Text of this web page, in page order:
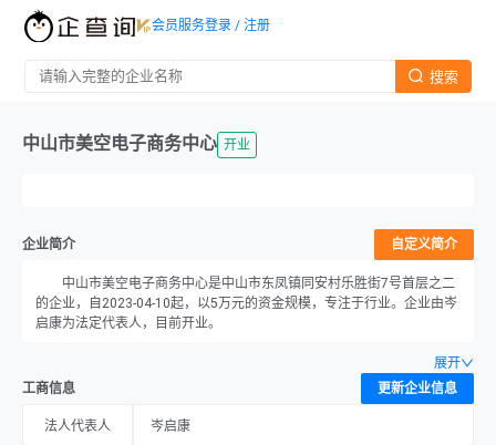
搜索
会员服务登录 / 注册
中山市美空电子商务中心 开业
企业简介 自定义简介
中山市美空电子商务中心是中山市东凤镇同安村乐胜街7号首层之二
的企业，自2023-04-10起，以5万元的资金规模，专注于行业。企业由岑
启康为法定代表人，目前开业。
展开
工商信息
更新企业信息
法人代表人 岑启康